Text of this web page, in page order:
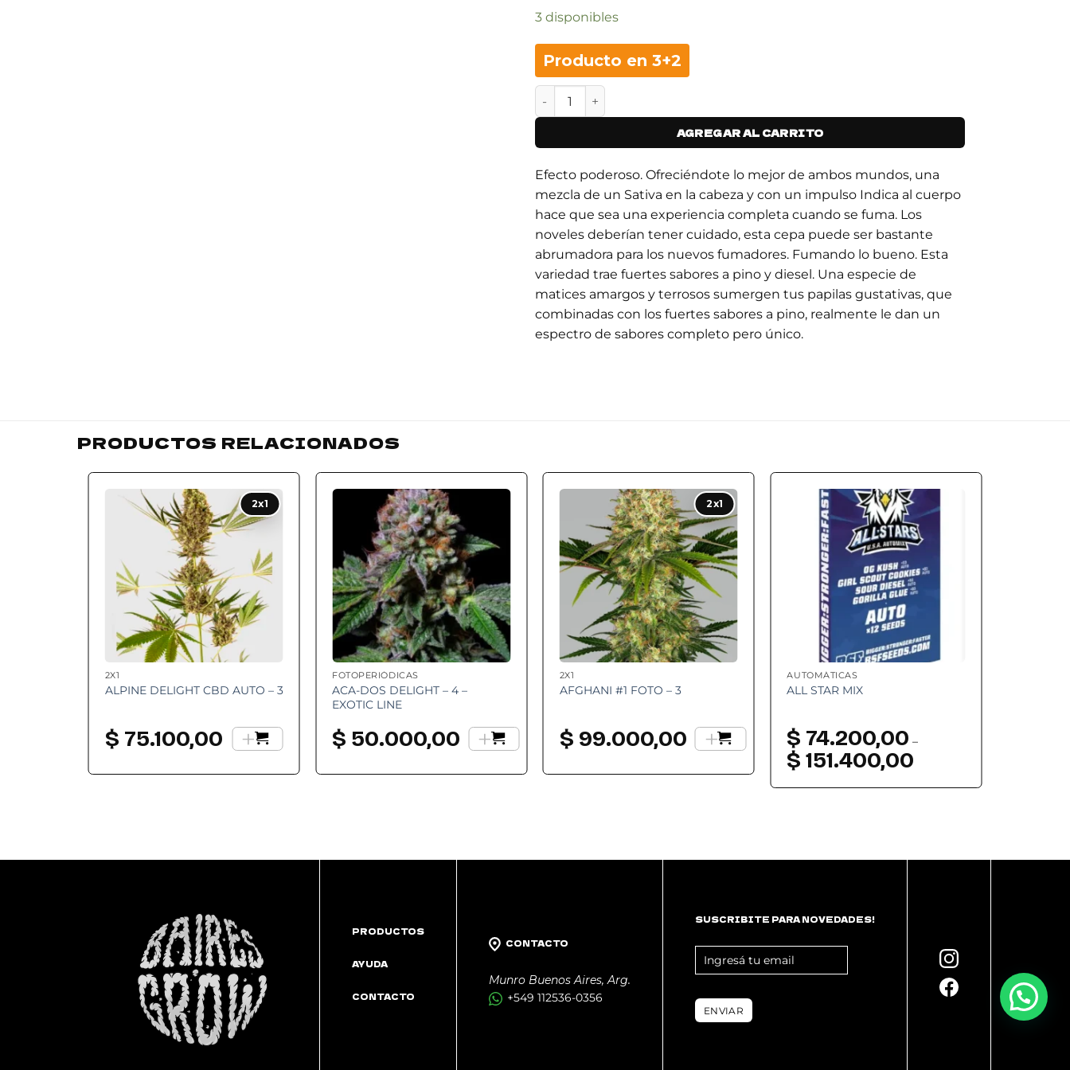
3 disponibles
Producto en 3+2
STARDAWG - 3 cantidad
AGREGAR AL CARRITO
Efecto poderoso. Ofreciéndote lo mejor de ambos mundos, una
mezcla de un Sativa en la cabeza y con un impulso Indica al cuerpo
hace que sea una experiencia completa cuando se fuma. Los
noveles deberían tener cuidado, esta cepa puede ser bastante
abrumadora para los nuevos fumadores. Fumando lo bueno. Esta
variedad trae fuertes sabores a pino y diesel. Una especie de
matices amargos y terrosos sumergen tus papilas gustativas, que
combinadas con los fuertes sabores a pino, realmente le dan un
espectro de sabores completo pero único.
PRODUCTOS RELACIONADOS
2x1
Add to
wishlist
2X1
ALPINE DELIGHT CBD AUTO – 3
$ 75.100,00 +
FOTOPERIÓDICAS
ACA-DOS DELIGHT – 4 –
EXOTIC LINE
$ 50.000,00 +
2x1
Add to
wishlist
2X1
AFGHANI #1 FOTO – 3
$ 99.000,00 +
wishlist
AUTOMÁTICAS
ALL STAR MIX
$ 74.200,00 –
$ 151.400,00
desde
PRODUCTOS
AYUDA
CONTACTO
CONTACTO
Munro Buenos Aires, Arg.
+549 112536-0356
SUSCRIBITE PARA NOVEDADES!
FOOTER
NEWSLETTER
ENVIAR